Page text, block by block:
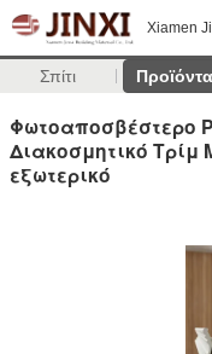
Xiamen
Σπίτι Προϊόντα
Φωτοαποσβέστερο
Διακοσμητικό Τρίμ
εξωτερικό